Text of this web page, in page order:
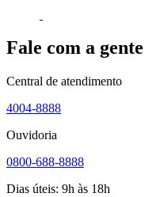
Fale com a gente
Central de atendimento
4004-8888
Ouvidoria
0800-688-8888
Dias úteis: 9h às 18h